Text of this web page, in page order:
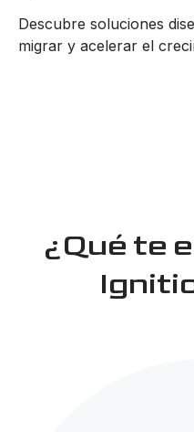
Descubre soluciones
migrar y acelerar el
¿Qué te